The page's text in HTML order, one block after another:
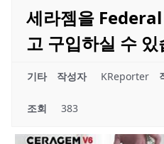
세라젬을
고 구입하실 수
기타 작성자 KReporter
조회 383